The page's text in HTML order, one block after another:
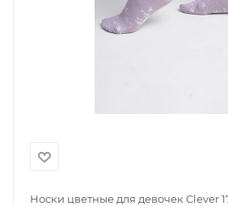
Носки цветные для девочек Clever